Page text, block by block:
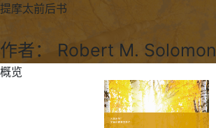
提摩太前后书
作者： Robert M. Solomon
概览